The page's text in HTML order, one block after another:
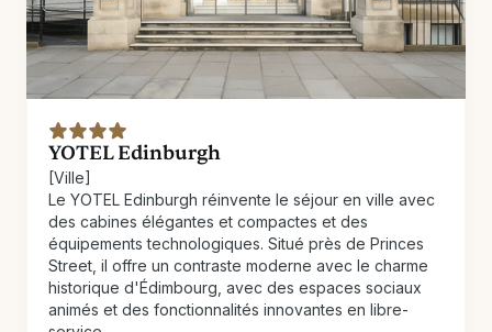
YOTEL Edinburgh
[Ville]
Le YOTEL Edinburgh réinvente le séjour en ville avec
des cabines élégantes et compactes et des
équipements technologiques. Situé près de Princes
Street, il offre un contraste moderne avec le charme
historique d'Édimbourg, avec des espaces sociaux
animés et des fonctionnalités innovantes en libre-